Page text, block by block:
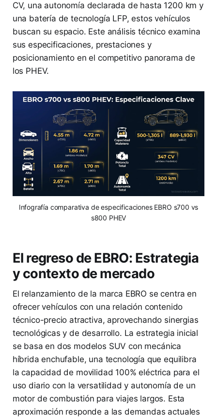
CV, una autonomía declarada de hasta 1200 km y
una batería de tecnología LFP, estos vehículos
buscan su espacio. Este análisis técnico examina
sus especificaciones, prestaciones y
posicionamiento en el competitivo panorama de
los PHEV.
Infografía comparativa de especificaciones EBRO s700 vs
s800 PHEV
El regreso de EBRO: Estrategia
y contexto de mercado
El relanzamiento de la marca EBRO se centra en
ofrecer vehículos con una relación contenido
técnico-precio atractiva, aprovechando sinergias
tecnológicas y de desarrollo. La estrategia inicial
se basa en dos modelos SUV con mecánica
híbrida enchufable, una tecnología que equilibra
la capacidad de movilidad 100% eléctrica para el
uso diario con la versatilidad y autonomía de un
motor de combustión para viajes largos. Esta
aproximación responde a las demandas actuales